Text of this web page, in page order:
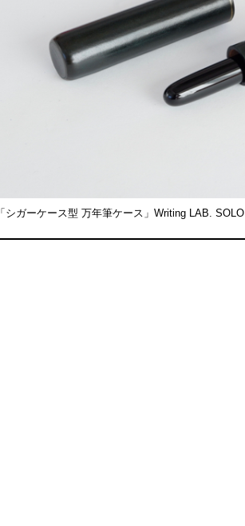
「シガーケース型 万年筆ケース」Writing LAB. SOLO